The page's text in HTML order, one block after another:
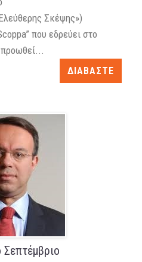
Σκέψης»)
που εδρεύει στο
προωθεί...
ΔΙΑΒΑΣΤΕ